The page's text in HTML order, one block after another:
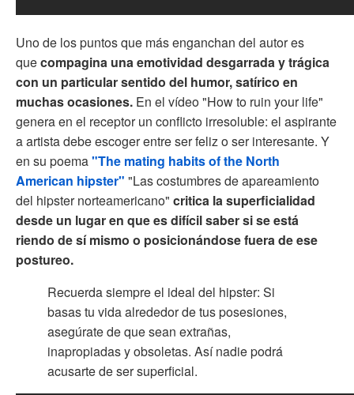
Uno de los puntos que más enganchan del autor es
quecompagina una emotividad desgarrada y trágica
con un particular sentido del humor, satírico en
muchas ocasiones. En el vídeo "How to ruin your life"
genera en el receptor un conflicto irresoluble: el aspirante
a artista debe escoger entre ser feliz o ser interesante. Y
en su poema"The mating habits of the North
American hipster" "Las costumbres de apareamiento
del hipster norteamericano" critica la superficialidad
desde un lugar en que es difícil saber si se está
riendo de sí mismo o posicionándose fuera de ese
postureo.
Recuerda siempre el ideal del hipster: Si
basas tu vida alrededor de tus posesiones,
asegúrate de que sean extrañas,
inapropiadas y obsoletas. Así nadie podrá
acusarte de ser superficial.